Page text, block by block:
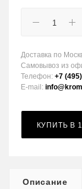
Доставка по
Самовывоз из
Телефон: +7
E-mail:
КУПИТЬ В
Описание